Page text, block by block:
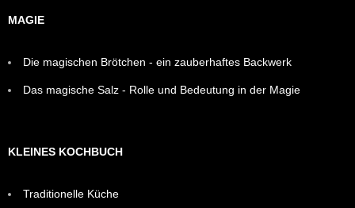
MAGIE
Die magischen Brötchen - ein zauberhaftes Backwerk
Das magische Salz - Rolle und Bedeutung in der Magie
KLEINES KOCHBUCH
Traditionelle Küche